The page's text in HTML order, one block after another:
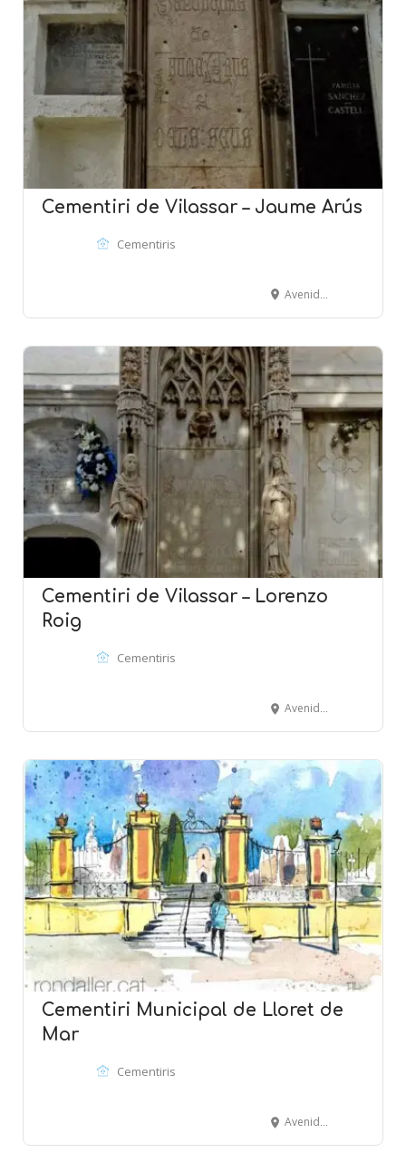
Cementiri de Vilassar – Jaume Arús
Cementiris
Avenida Montevideo - VILASSAR DE MAR
Cementiri de Vilassar – Lorenzo
Roig
Cementiris
Avenida Montevideo - VILASSAR DE MAR
Cementiri Municipal de Lloret de
Mar
Cementiris
Avenida Vila de Blanes, 1- Camino del Repòs - LlORET DE MAR